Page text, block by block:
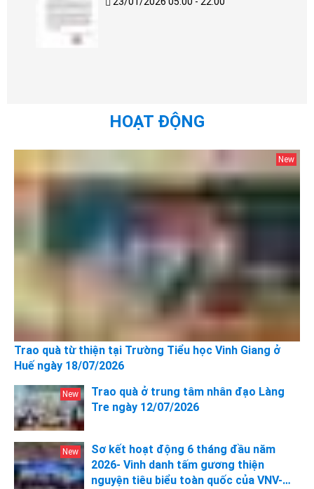
HOẠT ĐỘNG
Trao quà từ thiện tại Trường Tiểu học Vinh Giang ở
Huế ngày 18/07/2026
Trao quà ở trung tâm nhân đạo Làng
Tre ngày 12/07/2026
Sơ kết hoạt động 6 tháng đầu năm
2026- Vinh danh tấm gương thiện
nguyện tiêu biểu toàn quốc của VNV-